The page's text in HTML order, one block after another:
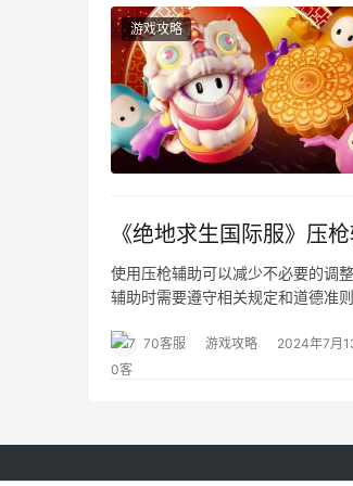
游戏攻略
《绝地求生国际服》压
使用压枪辅助可以减少不必要的调
辅助时需要遵守相关规定和道德准则
70客服 游戏攻略 2024年7月